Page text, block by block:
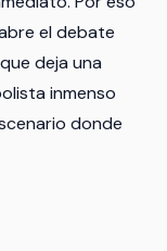
el debate
deja una
inmenso
donde